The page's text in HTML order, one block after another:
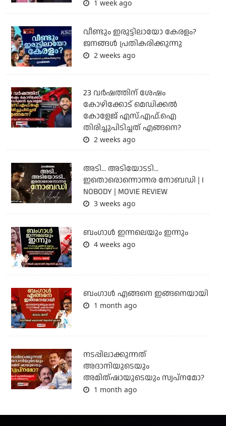
1 week ago
വീണ്ടും ഇരുട്ടിലായോ കേരളം?
ജനങ്ങൾ പ്രതികരിക്കുന്നു
2 weeks ago
23 വർഷത്തിന് ശേഷം
കോഴിക്കോട് മെഡിക്കൽ
കോളേജ് എസ്.എഫ്.ഐ
തിരിച്ചുപിടിച്ചത് എങ്ങനെ?
2 weeks ago
അടി... അടിയോടടി...
ഇതൊരൊന്നൊന്നര നോബഡി | I
NOBODY | MOVIE REVIEW
3 weeks ago
ബംഗാള്‍ ഇന്നലെയും ഇന്നും
4 weeks ago
ബം​ഗാൾ എങ്ങനെ ഇങ്ങനെയായി
1 month ago
നടപ്പിലാക്കുന്നത്
അദാനിയുടെയും
അമിത്ഷായുടെയും സ്വപ്നമോ?
1 month ago